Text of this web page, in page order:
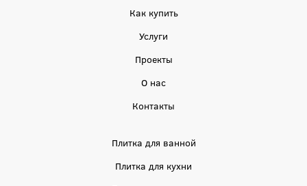
Как купить
Услуги
Проекты
О нас
Контакты
Плитка для ванной
Плитка для кухни